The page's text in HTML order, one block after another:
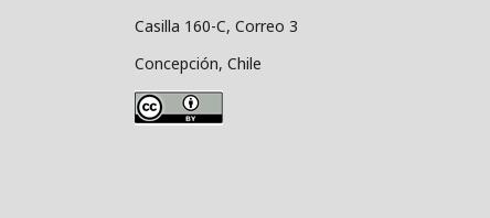
Casilla 160-C, Correo 3
Concepción, Chile